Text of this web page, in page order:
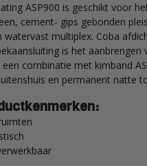
ASP900 is geschikt voor
cement- gips gebonden
watervast multiplex. Coba
is het
een combinatie met kimband
en permanent natte